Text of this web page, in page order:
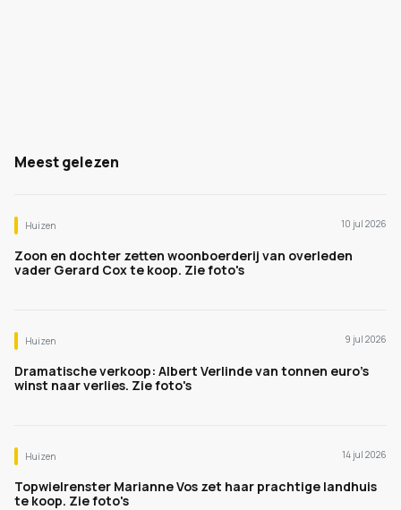
Meest gelezen
Huizen 10 jul 2026
Zoon en dochter zetten woonboerderij van overleden
vader Gerard Cox te koop. Zie foto's
Huizen 9 jul 2026
Dramatische verkoop: Albert Verlinde van tonnen euro's
winst naar verlies. Zie foto's
Huizen 14 jul 2026
Topwielrenster Marianne Vos zet haar prachtige landhuis
te koop. Zie foto's